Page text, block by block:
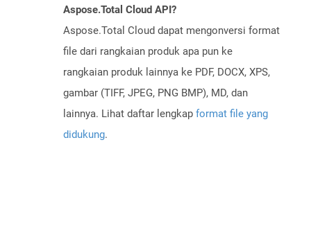
Aspose.Total Cloud API?
Aspose.Total Cloud dapat mengonversi format
file dari rangkaian produk apa pun ke
rangkaian produk lainnya ke PDF, DOCX, XPS,
gambar (TIFF, JPEG, PNG BMP), MD, dan
lainnya. Lihat daftar lengkap format file yang
didukung.